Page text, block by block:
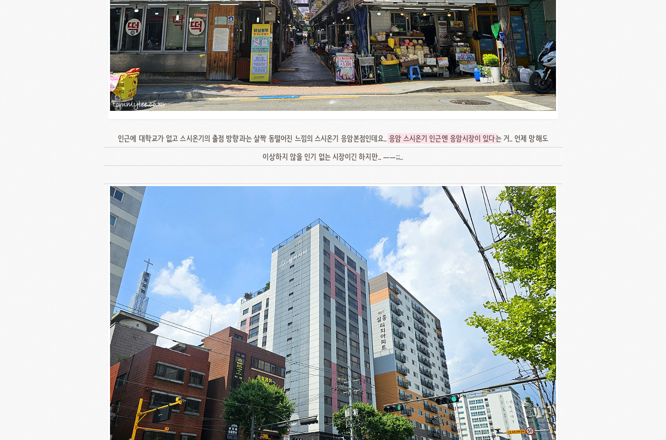
인근에 대학교가 없고 스시온기의 출점 방향과는 살짝 동떨어진 느낌의 스시온기 응암본점인데요.. 응암 스시온기 인근엔 응암시장이 있다는 거.. 언제 망해도
이상하지 않을 인기 없는 시장이긴 하지만.. ㅡㅡ;;..